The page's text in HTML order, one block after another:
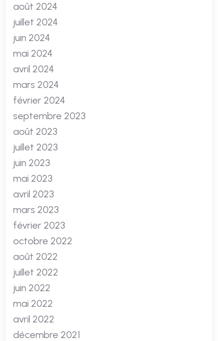
août 2024
juillet 2024
juin 2024
mai 2024
avril 2024
mars 2024
février 2024
septembre 2023
août 2023
juillet 2023
juin 2023
mai 2023
avril 2023
mars 2023
février 2023
octobre 2022
août 2022
juillet 2022
juin 2022
mai 2022
avril 2022
décembre 2021